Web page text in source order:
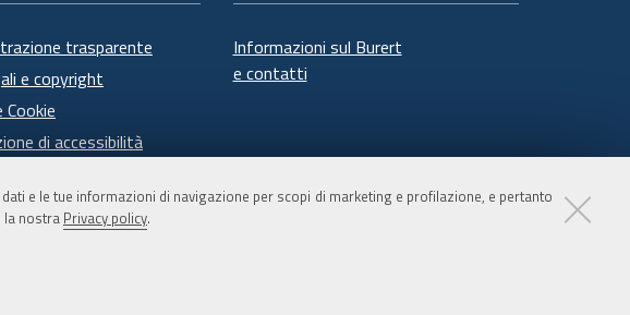
e le tue informazioni di navigazione per scopi di marketing e profilazione, e pertanto
la nostra Privacy policy.
trasparente
e copyright
Cookie
di accessibilità
Informazioni sul Burert
e contatti